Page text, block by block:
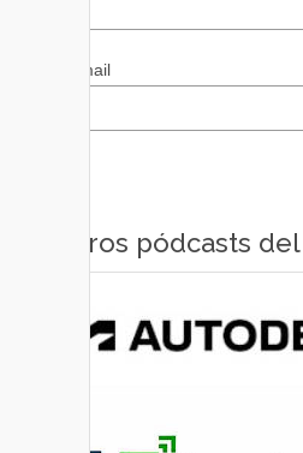
Email
Otros pódcasts